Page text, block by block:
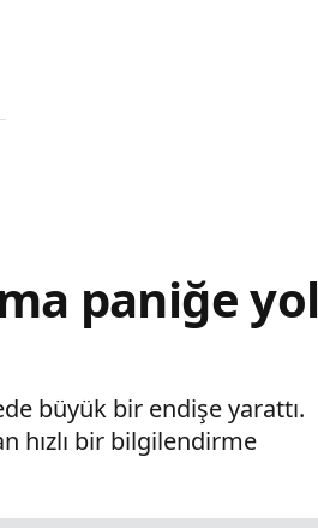
paniğe yol
büyük bir endişe yarattı.
hızlı bir bilgilendirme